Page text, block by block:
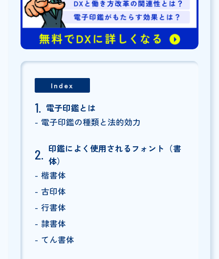
Index
電子印鑑とは
電子印鑑の種類と法的効力
印鑑によく使用されるフォント（書
体）
楷書体
古印体
行書体
隷書体
てん書体